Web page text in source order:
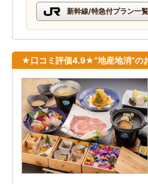
新幹線/特急付プラン一
★口コミ評価4.9★”地産地消”の